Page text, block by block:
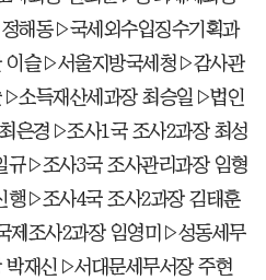
해동▷국세외수입징수기획과
이슬▷서울지방국세청▷감사관
소득재산세과장 최승일▷법인
은경▷조사1국 조사2과장 최성
▷조사3국 조사관리과장 임형
▷조사4국 조사2과장 김태훈
제조사2과장 임영미▷성동세무
재신▷서대문세무서장 주현